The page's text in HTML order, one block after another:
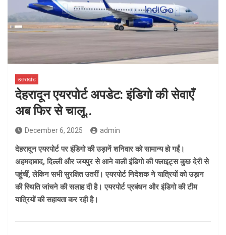
उत्तराखंड
देहरादून एयरपोर्ट अपडेट: इंडिगो की सेवाएँ
अब फिर से चालू..
December 6, 2025 admin
देहरादून एयरपोर्ट पर इंडिगो की उड़ानें शनिवार को सामान्य हो गईं।
अहमदाबाद, दिल्ली और जयपुर से आने वाली इंडिगो की फ्लाइट्स कुछ देरी से
पहुंचीं, लेकिन सभी सुरक्षित उतरीं। एयरपोर्ट निदेशक ने यात्रियों को उड़ान
की स्थिति जांचने की सलाह दी है। एयरपोर्ट प्रबंधन और इंडिगो की टीम
यात्रियों की सहायता कर रही है।